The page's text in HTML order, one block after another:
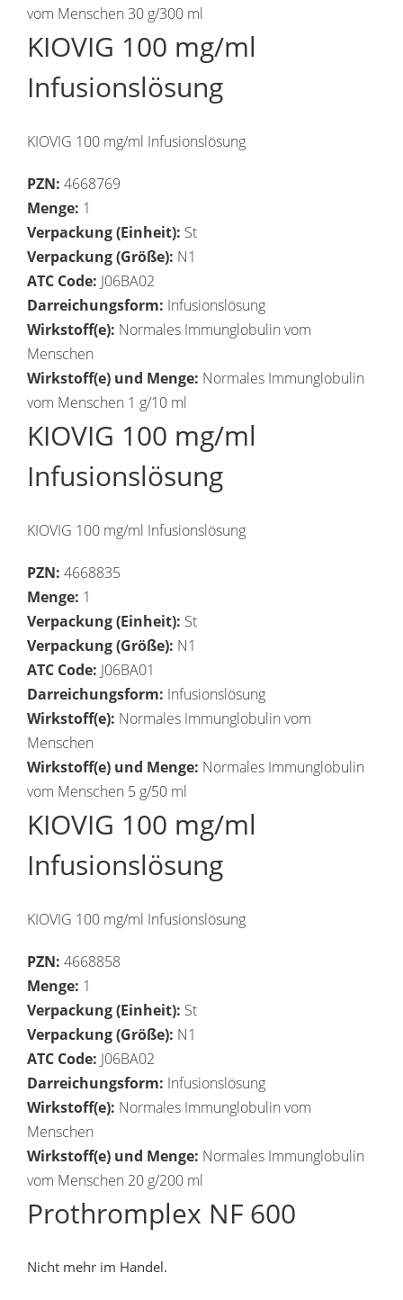
vom Menschen 30 g/300 ml
KIOVIG 100 mg/ml
Infusionslösung
KIOVIG 100 mg/ml Infusionslösung
PZN: 4668769
Menge: 1
Verpackung (Einheit): St
Verpackung (Größe): N1
ATC Code: J06BA02
Darreichungsform: Infusionslösung
Wirkstoff(e): Normales Immunglobulin vom
Menschen
Wirkstoff(e) und Menge: Normales Immunglobulin
vom Menschen 1 g/10 ml
KIOVIG 100 mg/ml
Infusionslösung
KIOVIG 100 mg/ml Infusionslösung
PZN: 4668835
Menge: 1
Verpackung (Einheit): St
Verpackung (Größe): N1
ATC Code: J06BA01
Darreichungsform: Infusionslösung
Wirkstoff(e): Normales Immunglobulin vom
Menschen
Wirkstoff(e) und Menge: Normales Immunglobulin
vom Menschen 5 g/50 ml
KIOVIG 100 mg/ml
Infusionslösung
KIOVIG 100 mg/ml Infusionslösung
PZN: 4668858
Menge: 1
Verpackung (Einheit): St
Verpackung (Größe): N1
ATC Code: J06BA02
Darreichungsform: Infusionslösung
Wirkstoff(e): Normales Immunglobulin vom
Menschen
Wirkstoff(e) und Menge: Normales Immunglobulin
vom Menschen 20 g/200 ml
Prothromplex NF 600
Nicht mehr im Handel.